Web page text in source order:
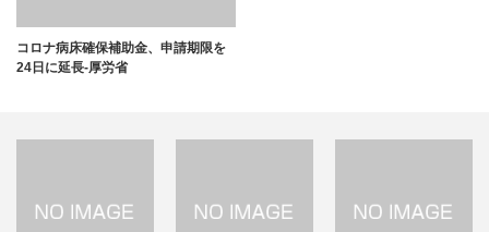
コロナ病床確保補助金、申請期限を
24日に延長-厚労省